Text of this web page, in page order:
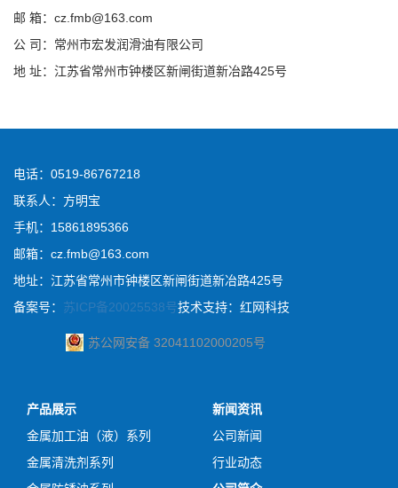
邮 箱：cz.fmb@163.com
公 司：常州市宏发润滑油有限公司
地 址：江苏省常州市钟楼区新闸街道新冶路425号
电话：0519-86767218
联系人：方明宝
手机：15861895366
邮箱：cz.fmb@163.com
地址：江苏省常州市钟楼区新闸街道新冶路425号
备案号： 苏ICP备20025538号技术支持：红网科技
苏公网安备 32041102000205号
产品展示
金属加工油（液）系列
金属清洗剂系列
新闻资讯
公司新闻
行业动态